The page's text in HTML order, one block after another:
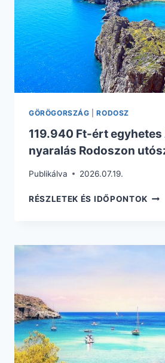
GÖRÖGORSZÁG |RODOSZ
119.940 Ft-ért
nyaralás Rodoszon
Publikálva 2026.07.19.
RÉSZLETEK ÉS IDŐPONTOK
ALL